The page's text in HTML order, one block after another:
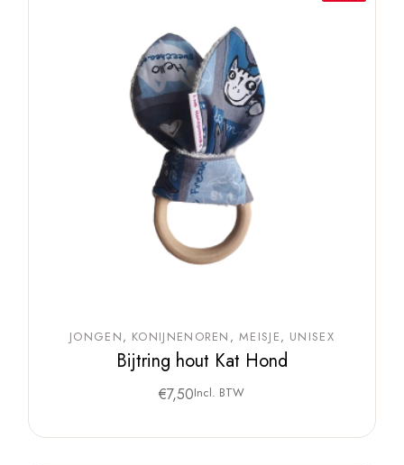
JONGEN KONIJNENOREN MEISJE UNISEX
Bijtring hout Kat Hond
€7,50Incl. BTW